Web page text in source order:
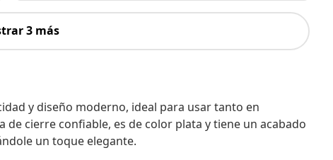
3 más
y diseño moderno, ideal para usar tanto en
cierre confiable, es de color plata y tiene un acabado
un toque elegante.